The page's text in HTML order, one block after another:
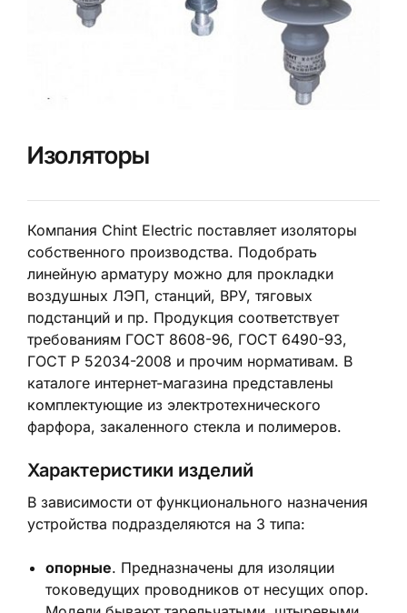
Изоляторы
Компания Chint Electric поставляет изоляторы
собственного производства. Подобрать
линейную арматуру можно для прокладки
воздушных ЛЭП, станций, ВРУ, тяговых
подстанций и пр. Продукция соответствует
требованиям ГОСТ 8608-96, ГОСТ 6490-93,
ГОСТ Р 52034-2008 и прочим нормативам. В
каталоге интернет-магазина представлены
комплектующие из электротехнического
фарфора, закаленного стекла и полимеров.
Характеристики изделий
В зависимости от функционального назначения
устройства подразделяются на 3 типа:
опорные. Предназначены для изоляции
токоведущих проводников от несущих опор.